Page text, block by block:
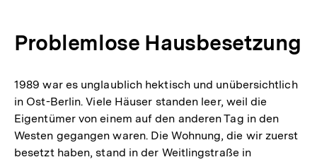
Problemlose Hausbesetzung
1989 war es unglaublich hektisch und unübersichtlich
in Ost-Berlin. Viele Häuser standen leer, weil die
Eigentümer von einem auf den anderen Tag in den
Westen gegangen waren. Die Wohnung, die wir zuerst
besetzt haben, stand in der Weitlingstraße in